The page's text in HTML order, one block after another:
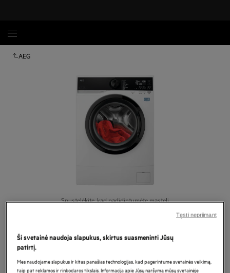
AEG
Spustelėkite, kad padidintumėte mastelį
L6SE27DE
Skalbyklė 6000 serija „ProSense®“ 7
kg
Ši svetainė naudoja slapukus, skirtus suasmeninti Jūsų
patirtį.
Mes naudojame slapukus ir kitas panašias technologijas, kad pagerintume svetainės veikimą,
taip pat reklamos ir rinkodaros tikslais. Informacija apie Jūsų naršymą mūsų svetainėje
Tęsti nepriimant